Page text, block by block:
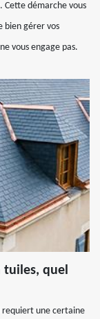
démarche vous
bien gérer vos
vous engage pas.
tuiles, quel
requiert une certaine